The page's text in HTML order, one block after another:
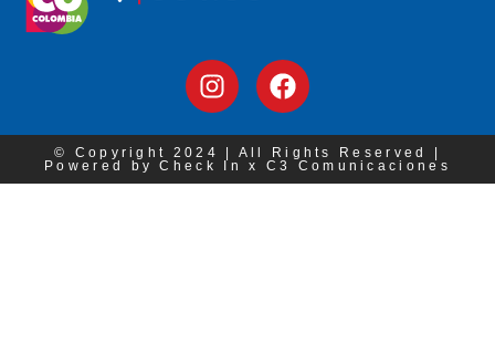
© Copyright 2024 | All Rights Reserved |
Powered by Check In x C3 Comunicaciones